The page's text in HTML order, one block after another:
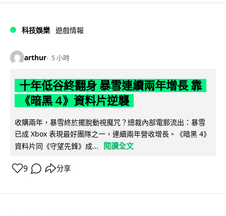
科技娛樂 遊戲情報
arthur 5 小時
十年低谷終翻身 暴雪連續兩年增長 靠
《暗黑 4》資料片逆襲
收購兩年，暴雪終於擺脫動視魔咒？總裁內部電郵流出：暴雪
已成 Xbox 表現最好團隊之一，連續兩年營收增長。《暗黑 4》
資料片同《守望先鋒》成...
閱讀全文
9 分享